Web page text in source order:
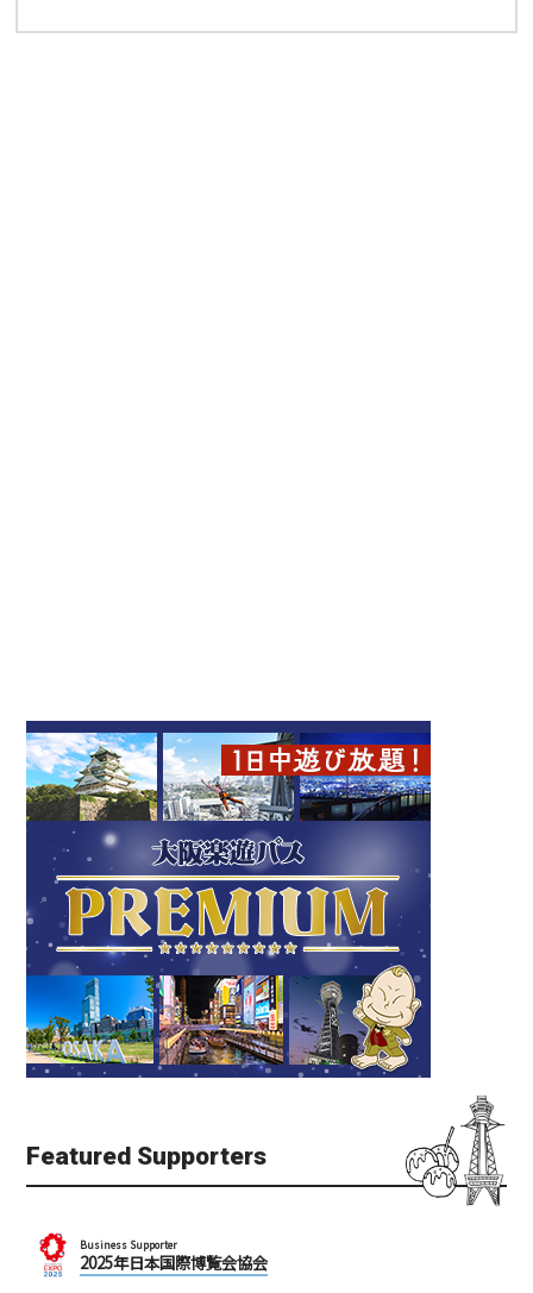
ショッピング
串カツ松葉 ルクア大阪店
梅田
キタ（梅田・天満）
ローカルフード
GRAND GREEN OSAKA
（グラングリーン大阪）
梅田
キタ（梅田・天満）
Featured Supporters
Business Supporter
2025年日本国際博覧会協会